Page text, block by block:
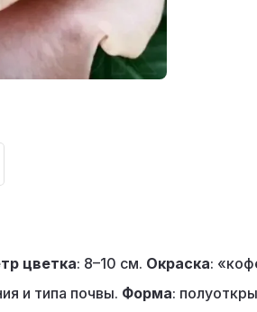
цветка: 8–10 см. Окраска:
и типа почвы. Форма: